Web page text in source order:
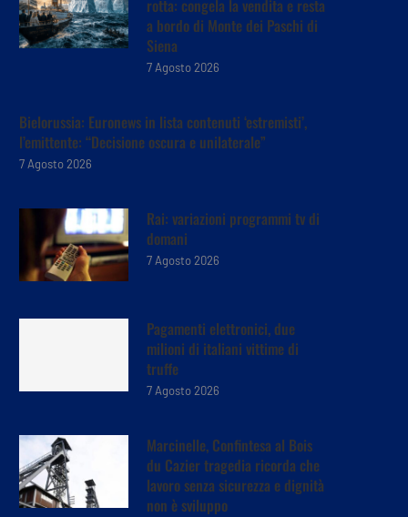
rotta: congela la vendita e resta
a bordo di Monte dei Paschi di
Siena
7 Agosto 2026
Bielorussia: Euronews in lista contenuti ‘estremisti’,
l’emittente: “Decisione oscura e unilaterale”
7 Agosto 2026
Rai: variazioni programmi tv di
domani
7 Agosto 2026
Pagamenti elettronici, due
milioni di italiani vittime di
truffe
7 Agosto 2026
Marcinelle, Confintesa al Bois
du Cazier tragedia ricorda che
lavoro senza sicurezza e dignità
non è sviluppo